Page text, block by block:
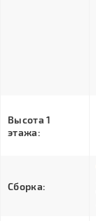
Высота 1
этажа:
Сборка: